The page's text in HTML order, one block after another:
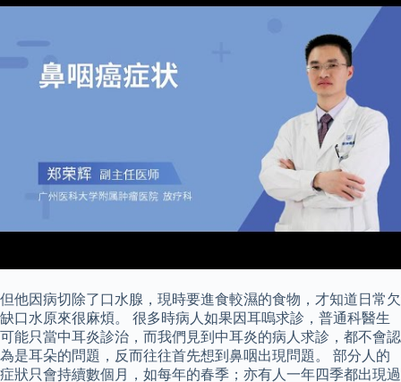
但他因病切除了口水腺，現時要進食較濕的食物，才知道日常欠
缺口水原來很麻煩。 很多時病人如果因耳嗚求診，普通科醫生
可能只當中耳炎診治，而我們見到中耳炎的病人求診，都不會認
為是耳朵的問題，反而往往首先想到鼻咽出現問題。 部分人的
症狀只會持續數個月，如每年的春季；亦有人一年四季都出現過